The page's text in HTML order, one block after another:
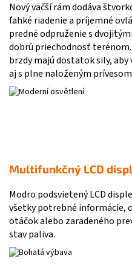
Nový väčší rám dodáva
ľahké riadenie a príjemné
predné odpruženie s
dobrú priechodnosť
brzdy majú dostatok sily,
aj s plne naloženým
Multifunkčný LCD
Modro podsvietený LCD
všetky potrebné informácie,
otáčok alebo zaradeného
stav paliva.